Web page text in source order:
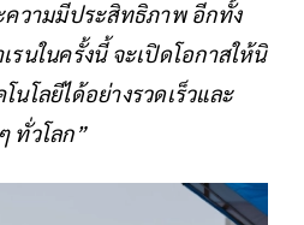
ความมีประสิทธิภาพ อีกทั้ง
นในครั้งนี้ จะเปิดโอกาสให้นิ
โลยีได้อย่างรวดเร็วและ
ทั่วโลก”